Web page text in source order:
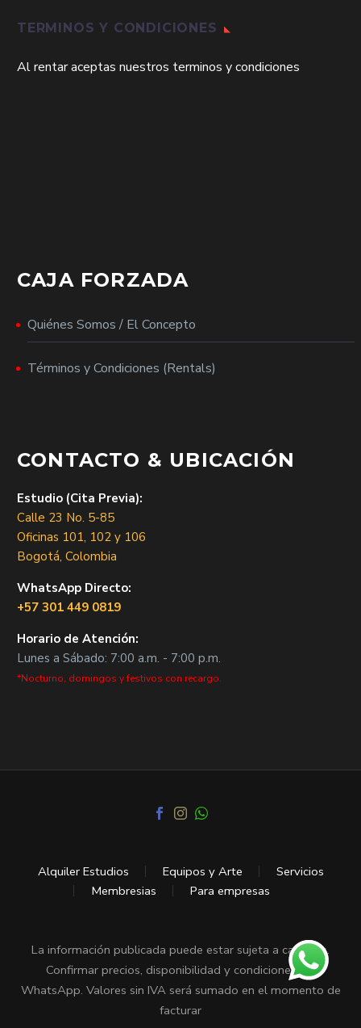
TERMINOS Y CONDICIONES
Al rentar aceptas nuestros terminos y condiciones
CAJA FORZADA
Quiénes Somos / El Concepto
Términos y Condiciones (Rentals)
CONTACTO & UBICACIÓN
Estudio (Cita Previa):
Calle 23 No. 5-85
Oficinas 101, 102 y 106
Bogotá, Colombia
WhatsApp Directo:
+57 301 449 0819
Horario de Atención:
Lunes a Sábado: 7:00 a.m. - 7:00 p.m.
*Nocturno, domingos y festivos con recargo.
Alquiler Estudios Equipos y Arte
Servicios
Membresias
Para empresas
La información publicada puede estar sujeta a cambios.
Confirmar precios, disponibilidad y condiciones vía
WhatsApp. Valores sin IVA será sumado en el momento de
facturar